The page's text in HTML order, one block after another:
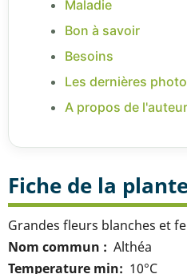
Maladie
Bon à savoir
Besoins
Les dernières
A propos de l'auteur
Fiche de la
Grandes fleurs blanches et
Nom commun
Althéa
Temperature min
10°C